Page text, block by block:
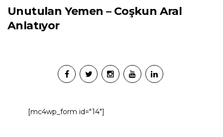
Unutulan Yemen – Coşkun Aral
Anlatıyor
[mc4wp_form id="14"]